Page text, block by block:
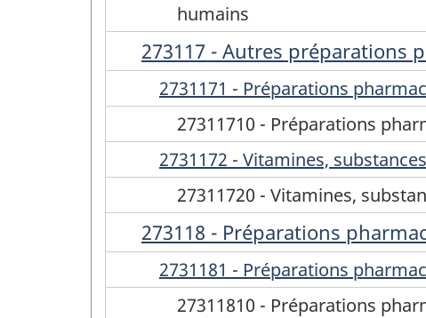
humains
273117 - Autres
2731171 - Préparations
27311710 - Préparations
2731172 - Vitamines,
27311720 - Vitamines,
273118 - Préparations
2731181 - Préparations
27311810 - Préparations